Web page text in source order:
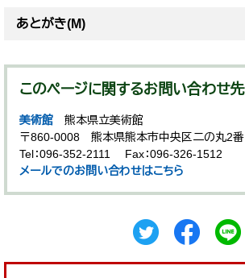
あとがき(M)
このページに関するお問い合わせ先
美術館
熊本県立美術館
〒860-0008
熊本県熊本市中央区二の丸2番
Tel：096-352-2111
Fax：096-326-1512
メールでのお問い合わせはこちら